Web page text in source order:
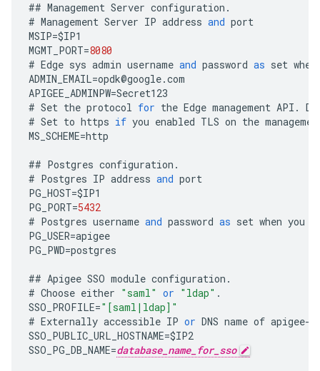
## Management Server configuration .
# Management Server IP address and port
MSIP=$IP1
MGMT_PORT=8080
# Edge sys admin username and password as set when
ADMIN_EMAIL=opdk@google.com
APIGEE_ADMINPW=Secret123
# Set the protocol for the Edge management API .
# Set to https if you enabled TLS on the
MS_SCHEME=http
## Postgres configuration .
# Postgres IP address and port
PG_HOST=$IP1
PG_PORT=5432
# Postgres username and password as set when you
PG_USER=apigee
PG_PWD=postgres
## Apigee SSO module configuration .
# Choose either "saml" or "ldap" .
SSO_PROFILE="[saml|ldap]"
# Externally accessible IP or DNS name of apigee-
SSO_PUBLIC_URL_HOSTNAME=$IP2
SSO_PG_DB_NAME=database_name_for_sso